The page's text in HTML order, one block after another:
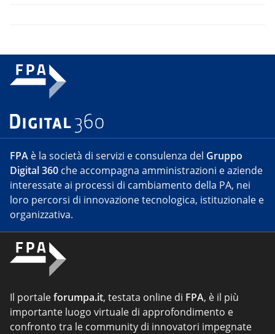
FPA è la società di servizi e consulenza del Gruppo
Digital 360 che accompagna amministrazioni e aziende
interessate ai processi di cambiamento della PA, nei
loro percorsi di innovazione tecnologica, istituzionale e
organizzativa.
Il portaleforumpa.it, testata online di FPA, è il più
importante luogo virtuale di approfondimento e
confronto tra le community di innovatori impegnate